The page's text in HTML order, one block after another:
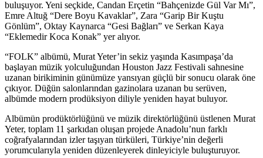
buluşuyor. Yeni seçkide, Candan Erçetin “Bahçenizde Gül Var Mı”,
Emre Altuğ “Dere Boyu Kavaklar”, Zara “Garip Bir Kuştu
Gönlüm”, Oktay Kaynarca “Gesi Bağları” ve Serkan Kaya
“Eklemedir Koca Konak” yer alıyor.
“FOLK” albümü, Murat Yeter’in sekiz yaşında Kasımpaşa’da
başlayan müzik yolculuğundan Houston Jazz Festivali sahnesine
uzanan birikiminin günümüze yansıyan güçlü bir sonucu olarak öne
çıkıyor. Düğün salonlarından gazinolara uzanan bu serüven,
albümde modern prodüksiyon diliyle yeniden hayat buluyor.
Albümün prodüktörlüğünü ve müzik direktörlüğünü üstlenen Murat
Yeter, toplam 11 şarkıdan oluşan projede Anadolu’nun farklı
coğrafyalarından izler taşıyan türküleri, Türkiye’nin değerli
yorumcularıyla yeniden düzenleyerek dinleyiciyle buluşturuyor.